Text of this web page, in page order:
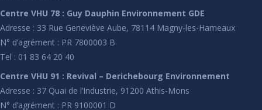
Centre VHU 78 : Guy Dauphin Environnement GDE
Adresse : 33 Rue Geneviève Aube, 78114 Magny-les-Hameaux
N° d’agrément : PR 7800003 B
Tel : 01 83 64 20 40
Centre VHU 91 : Revival – Derichebourg Environnement
Adresse : 37 Quai de l’Industrie, 91200 Athis-Mons
N° d’agrément : PR 9100001 D